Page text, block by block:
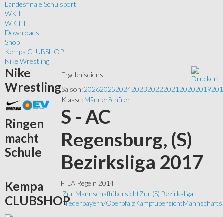
Landesfinale Schulsport
WK II
WK III
Downloads
Shop
Kempa CLUBSHOP
Nike Wrestling
Ergebnisdienst
Saison:202620252024202320222021 20202019
Klasse:MännerSchüler
S - AC
Regensburg, (S)
Bezirksliga 2017
FILA Regeln 2014
Zur MannschaftübersichtZur (S) Bezirksliga
Niederbayern/OberpfalzKampfübersicht
Nike
Wrestling
Ringen
macht
Schule
Kempa
CLUBSHOP